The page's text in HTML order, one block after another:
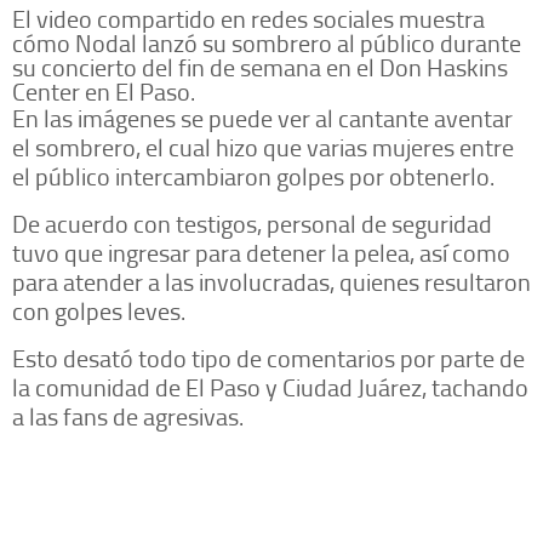
El video compartido en redes sociales muestra
cómo Nodal lanzó su sombrero al público durante
su concierto del fin de semana en el Don Haskins
Center en El Paso.
En las imágenes se puede ver al cantante aventar
el sombrero, el cual hizo que varias mujeres entre
el público intercambiaron golpes por obtenerlo.
De acuerdo con testigos, personal de seguridad
tuvo que ingresar para detener la pelea, así como
para atender a las involucradas, quienes resultaron
con golpes leves.
Esto desató todo tipo de comentarios por parte de
la comunidad de El Paso y Ciudad Juárez, tachando
a las fans de agresivas.